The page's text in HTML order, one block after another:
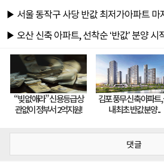
댓글